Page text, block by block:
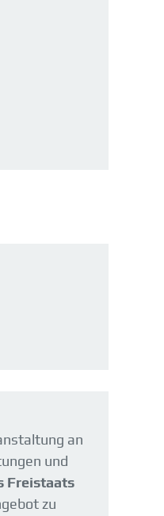
an
und
Freistaats
zu